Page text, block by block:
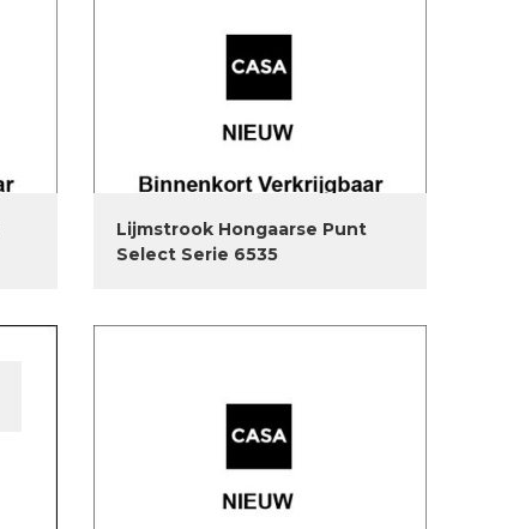
Lijmstrook Hongaarse Punt
Select Serie 6535